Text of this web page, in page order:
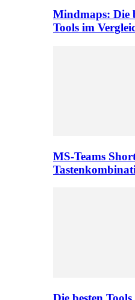
Mindmaps: Die
Tools im
MS-Teams